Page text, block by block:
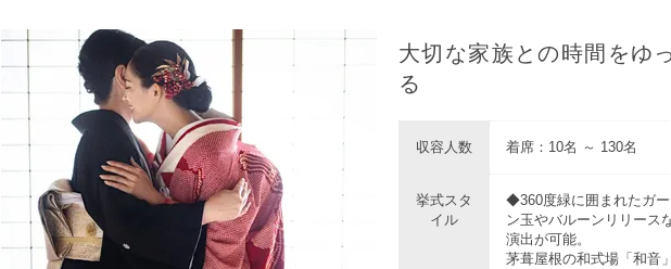
大切な家族との時間をゆ
る
収容人数 着席：10名 ～ 130名
挙式スタ
イル
◆360度緑に囲まれたガ
ン玉やバルーンリリース
演出が可能。
茅葺屋根の和式場「和音